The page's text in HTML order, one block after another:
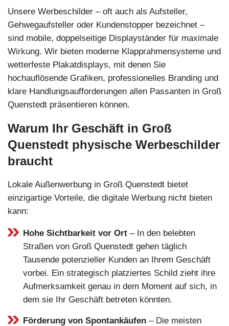
Unsere Werbeschilder – oft auch als Aufsteller,
Gehwegaufsteller oder Kundenstopper bezeichnet –
sind mobile, doppelseitige Displayständer für maximale
Wirkung. Wir bieten moderne Klapprahmensysteme und
wetterfeste Plakatdisplays, mit denen Sie
hochauflösende Grafiken, professionelles Branding und
klare Handlungsaufforderungen allen Passanten in Groß
Quenstedt präsentieren können.
Warum Ihr Geschäft in Groß
Quenstedt physische Werbeschilder
braucht
Lokale Außenwerbung in Groß Quenstedt bietet
einzigartige Vorteile, die digitale Werbung nicht bieten
kann:
Hohe Sichtbarkeit vor Ort – In den belebten
Straßen von Groß Quenstedt gehen täglich
Tausende potenzieller Kunden an Ihrem Geschäft
vorbei. Ein strategisch platziertes Schild zieht ihre
Aufmerksamkeit genau in dem Moment auf sich, in
dem sie Ihr Geschäft betreten könnten.
Förderung von Spontankäufen – Die meisten